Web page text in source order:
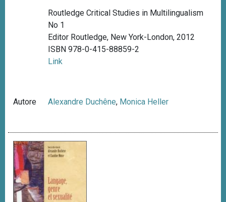
Routledge Critical Studies in Multilingualism
No 1
Editor Routledge, New York-London, 2012
ISBN 978-0-415-88859-2
Link
Autore Alexandre Duchêne, Monica Heller